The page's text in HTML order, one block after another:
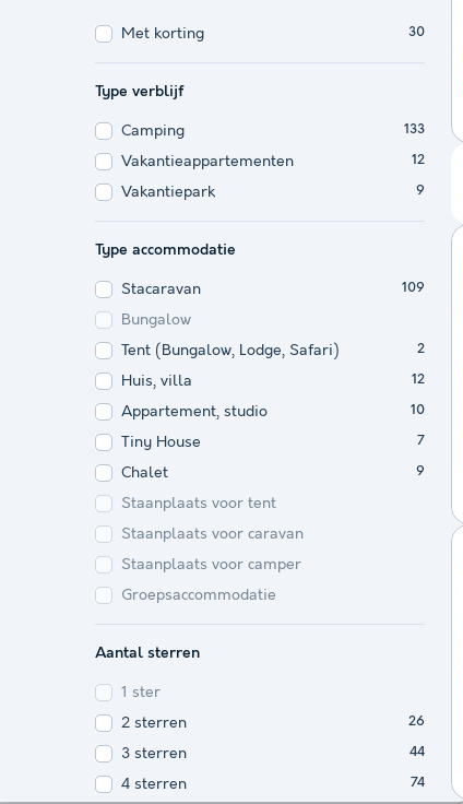
Met korting 30
Type verblijf
Camping 133
Vakantieappartementen 12
Vakantiepark 9
Type accommodatie
Stacaravan 109
Bungalow
Tent (Bungalow, Lodge, Safari)
2
Huis, villa 12
Appartement, studio 10
Tiny House 7
Chalet 9
Staanplaats voor tent
Staanplaats voor caravan
Staanplaats voor camper
Groepsaccommodatie
Aantal sterren
1 ster
2 sterren
26
3 sterren 44
4 sterren 74